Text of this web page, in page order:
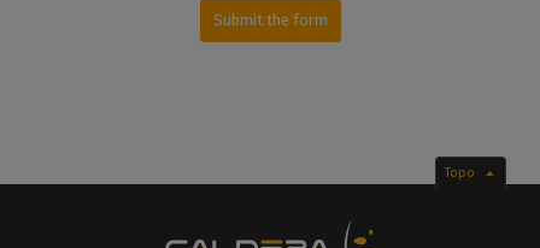
Submit the form
Topo